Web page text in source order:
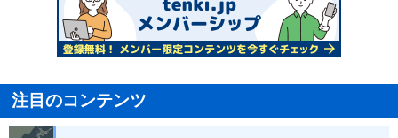
注目のコンテンツ